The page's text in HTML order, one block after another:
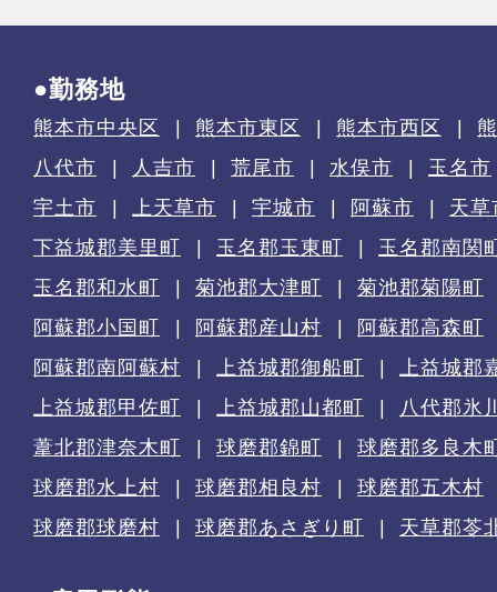
●勤務地
熊本市中央区 熊本市東区 熊本市西区
八代市
人吉市 荒尾市 水俣市
玉名市
宇土市
上天草市 宇城市 阿蘇市
天草
下益城郡美里町
玉名郡玉東町
玉名郡南関
玉名郡和水町
菊池郡大津町
菊池郡菊陽町
阿蘇郡小国町
阿蘇郡産山村
阿蘇郡高森町
阿蘇郡南阿蘇村
上益城郡御船町
上益城郡
上益城郡甲佐町
上益城郡山都町
八代郡氷
葦北郡津奈木町
球磨郡錦町
球磨郡多良木
球磨郡水上村
球磨郡相良村
球磨郡五木村
球磨郡球磨村
球磨郡あさぎり町 天草郡苓